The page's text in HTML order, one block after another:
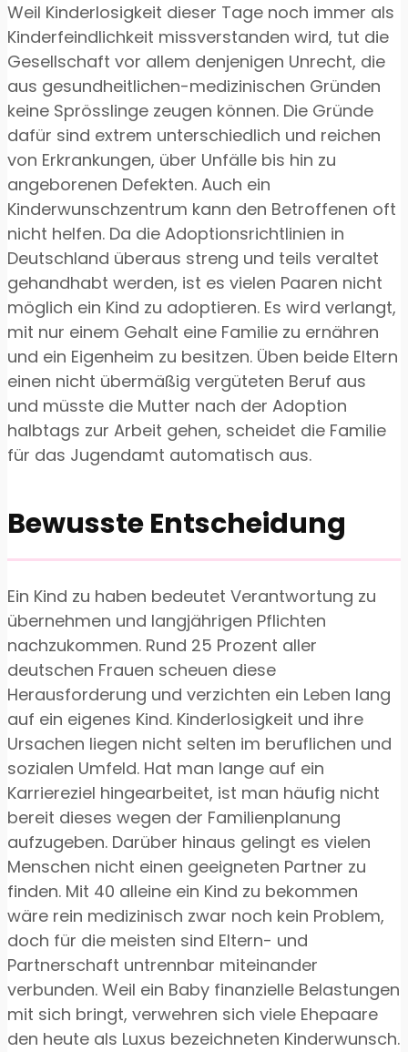
Weil Kinderlosigkeit dieser Tage noch immer als
Kinderfeindlichkeit missverstanden wird, tut die
Gesellschaft vor allem denjenigen Unrecht, die
aus gesundheitlichen-medizinischen Gründen
keine Sprösslinge zeugen können. Die Gründe
dafür sind extrem unterschiedlich und reichen
von Erkrankungen, über Unfälle bis hin zu
angeborenen Defekten. Auch ein
Kinderwunschzentrum kann den Betroffenen oft
nicht helfen. Da die Adoptionsrichtlinien in
Deutschland überaus streng und teils veraltet
gehandhabt werden, ist es vielen Paaren nicht
möglich ein Kind zu adoptieren. Es wird verlangt,
mit nur einem Gehalt eine Familie zu ernähren
und ein Eigenheim zu besitzen. Üben beide Eltern
einen nicht übermäßig vergüteten Beruf aus
und müsste die Mutter nach der Adoption
halbtags zur Arbeit gehen, scheidet die Familie
für das Jugendamt automatisch aus.
Bewusste Entscheidung
Ein Kind zu haben bedeutet Verantwortung zu
übernehmen und langjährigen Pflichten
nachzukommen. Rund 25 Prozent aller
deutschen Frauen scheuen diese
Herausforderung und verzichten ein Leben lang
auf ein eigenes Kind. Kinderlosigkeit und ihre
Ursachen liegen nicht selten im beruflichen und
sozialen Umfeld. Hat man lange auf ein
Karriereziel hingearbeitet, ist man häufig nicht
bereit dieses wegen der Familienplanung
aufzugeben. Darüber hinaus gelingt es vielen
Menschen nicht einen geeigneten Partner zu
finden. Mit 40 alleine ein Kind zu bekommen
wäre rein medizinisch zwar noch kein Problem,
doch für die meisten sind Eltern- und
Partnerschaft untrennbar miteinander
verbunden. Weil ein Baby finanzielle Belastungen
mit sich bringt, verwehren sich viele Ehepaare
den heute als Luxus bezeichneten Kinderwunsch.